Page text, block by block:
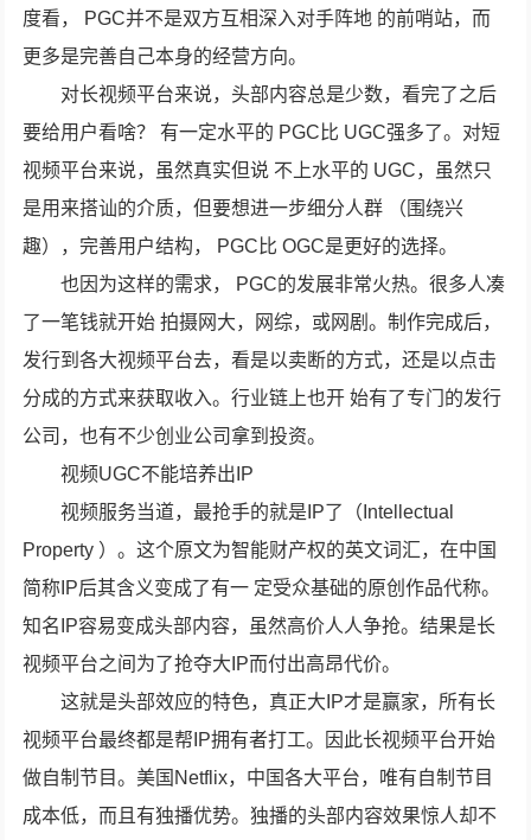
度看， PGC并不是双方互相深入对手阵地 的前哨站，而
更多是完善自己本身的经营方向。
对长视频平台来说，头部内容总是少数，看完了之后
要给用户看啥？ 有一定水平的 PGC比 UGC强多了。对短
视频平台来说，虽然真实但说 不上水平的 UGC，虽然只
是用来搭讪的介质，但要想进一步细分人群 （围绕兴
趣），完善用户结构， PGC比 OGC是更好的选择。
也因为这样的需求， PGC的发展非常火热。很多人凑
了一笔钱就开始 拍摄网大，网综，或网剧。制作完成后，
发行到各大视频平台去，看是以卖断的方式，还是以点击
分成的方式来获取收入。行业链上也开 始有了专门的发行
公司，也有不少创业公司拿到投资。
视频UGC不能培养出IP
视频服务当道，最抢手的就是IP了（Intellectual
Property ）。这个原文为智能财产权的英文词汇，在中国
简称IP后其含义变成了有一 定受众基础的原创作品代称。
知名IP容易变成头部内容，虽然高价人人争抢。结果是长
视频平台之间为了抢夺大IP而付出高昂代价。
这就是头部效应的特色，真正大IP才是赢家，所有长
视频平台最终都是帮IP拥有者打工。因此长视频平台开始
做自制节目。美国Netflix，中国各大平台，唯有自制节目
成本低，而且有独播优势。独播的头部内容效果惊人却不